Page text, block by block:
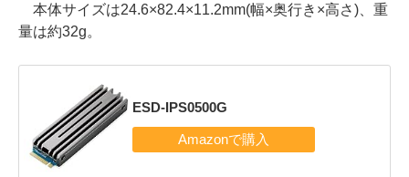
本体サイズは24.6×82.4×11.2mm(幅×奥行き×高さ)、重
量は約32g。
ESD-IPS0500G